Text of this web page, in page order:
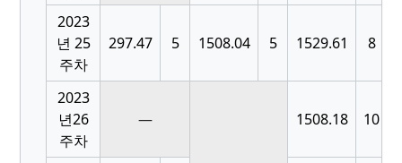
2023
년 25
주차
297.47 5 1508.04 5 1529.61 8
2023
년26
주차
— 1508.18 10